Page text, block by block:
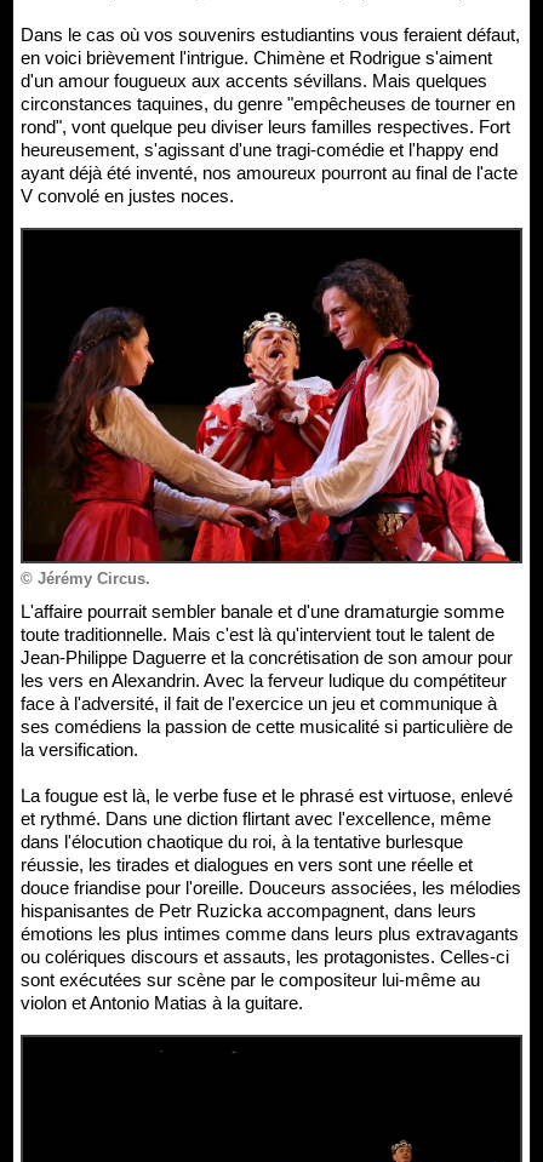
Dans le cas où vos souvenirs estudiantins vous feraient défaut,
en voici brièvement l'intrigue. Chimène et Rodrigue s'aiment
d'un amour fougueux aux accents sévillans. Mais quelques
circonstances taquines, du genre "empêcheuses de tourner en
rond", vont quelque peu diviser leurs familles respectives. Fort
heureusement, s'agissant d'une tragi-comédie et l'happy end
ayant déjà été inventé, nos amoureux pourront au final de l'acte
V convolé en justes noces.
© Jérémy Circus.
L'affaire pourrait sembler banale et d'une dramaturgie somme
toute traditionnelle. Mais c'est là qu'intervient tout le talent de
Jean-Philippe Daguerre et la concrétisation de son amour pour
les vers en Alexandrin. Avec la ferveur ludique du compétiteur
face à l'adversité, il fait de l'exercice un jeu et communique à
ses comédiens la passion de cette musicalité si particulière de
la versification.
La fougue est là, le verbe fuse et le phrasé est virtuose, enlevé
et rythmé. Dans une diction flirtant avec l'excellence, même
dans l'élocution chaotique du roi, à la tentative burlesque
réussie, les tirades et dialogues en vers sont une réelle et
douce friandise pour l'oreille. Douceurs associées, les mélodies
hispanisantes de Petr Ruzicka accompagnent, dans leurs
émotions les plus intimes comme dans leurs plus extravagants
ou colériques discours et assauts, les protagonistes. Celles-ci
sont exécutées sur scène par le compositeur lui-même au
violon et Antonio Matias à la guitare.